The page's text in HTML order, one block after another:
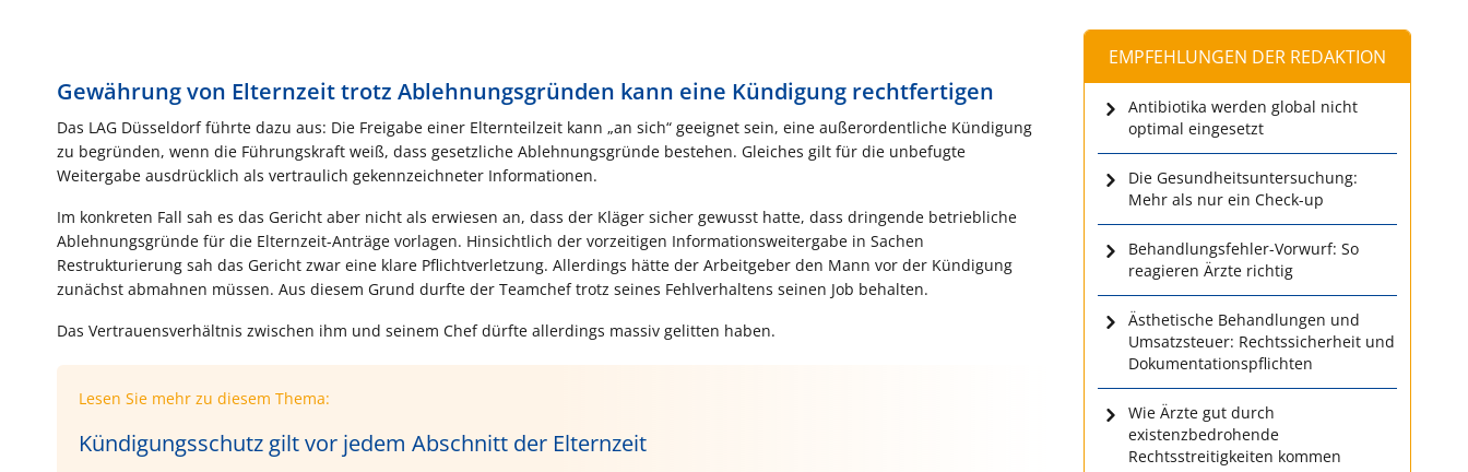
Gewährung von Elternzeit trotz Ablehnungsgründen kann eine Kündigung rechtfertigen
Das LAG Düsseldorf führte dazu aus: Die Freigabe einer Elternteilzeit kann „an sich“ geeignet sein, eine außerordentliche Kündigung
zu begründen, wenn die Führungskraft weiß, dass gesetzliche Ablehnungsgründe bestehen. Gleiches gilt für die unbefugte
Weitergabe ausdrücklich als vertraulich gekennzeichneter Informationen.
Im konkreten Fall sah es das Gericht aber nicht als erwiesen an, dass der Kläger sicher gewusst hatte, dass dringende betriebliche
Ablehnungsgründe für die Elternzeit-Anträge vorlagen. Hinsichtlich der vorzeitigen Informationsweitergabe in Sachen
Restrukturierung sah das Gericht zwar eine klare Pflichtverletzung. Allerdings hätte der Arbeitgeber den Mann vor der Kündigung
zunächst abmahnen müssen. Aus diesem Grund durfte der Teamchef trotz seines Fehlverhaltens seinen Job behalten.
Das Vertrauensverhältnis zwischen ihm und seinem Chef dürfte allerdings massiv gelitten haben.
Lesen Sie mehr zu diesem Thema:
Kündigungsschutz gilt vor jedem Abschnitt der Elternzeit
EMPFEHLUNGEN DER REDAKTION
Antibiotika werden global nicht
optimal eingesetzt
Die Gesundheitsuntersuchung:
Mehr als nur ein Check-up
Behandlungsfehler-Vorwurf: So
reagieren Ärzte richtig
Ästhetische Behandlungen und
Umsatzsteuer: Rechtssicherheit und
Dokumentationspflichten
Wie Ärzte gut durch
existenzbedrohende
Rechtsstreitigkeiten kommen